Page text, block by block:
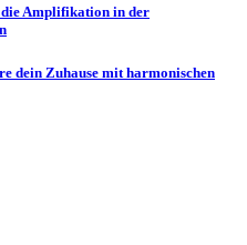
Amplifikation in der
dein Zuhause mit harmonischen